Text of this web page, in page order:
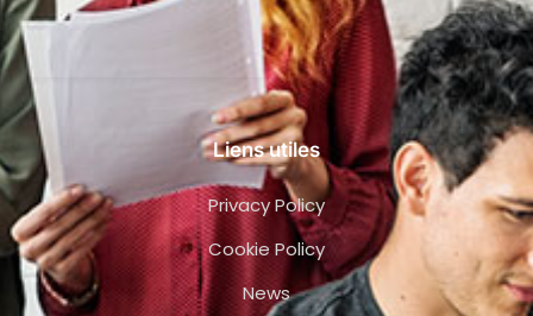
Liens utiles
Privacy Policy
Cookie Policy
News